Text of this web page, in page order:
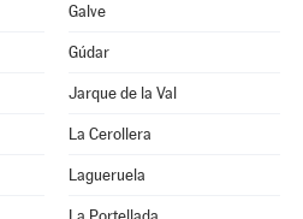
Galve
Gúdar
Jarque de la Val
La Cerollera
Lagueruela